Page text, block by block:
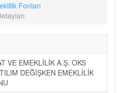
Fonları
VE EMEKLİLİK A.Ş. OKS
DEĞİŞKEN EMEKLİLİK